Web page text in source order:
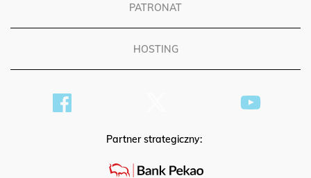
PATRONAT
HOSTING
Partner strategiczny: